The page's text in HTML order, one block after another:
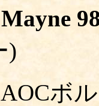
)
ボ